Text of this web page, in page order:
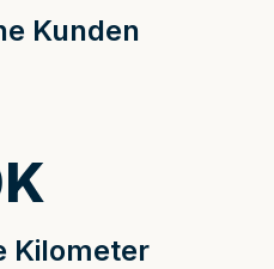
Kunden
Kilometer
K